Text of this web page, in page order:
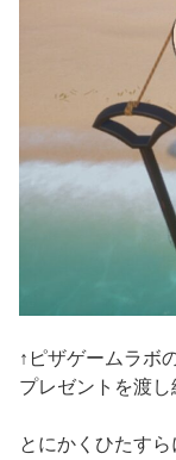
↑ピザゲームラボ
プレゼントを渡
とにかくひたす